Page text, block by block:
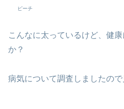
ピーチ
こんなに太っているけど、健
か？
病気について調査しましたので